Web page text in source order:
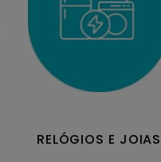
RELÓGIOS E JOIAS